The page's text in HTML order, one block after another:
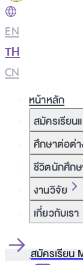
EN
TH
CN
หน้าหลัก
สมัครเรียน
ศึกษาต่อต่า
ชีวิตนักศึก
งานวิจัย
เกี่ยวกับเรา
สมัครเรียน